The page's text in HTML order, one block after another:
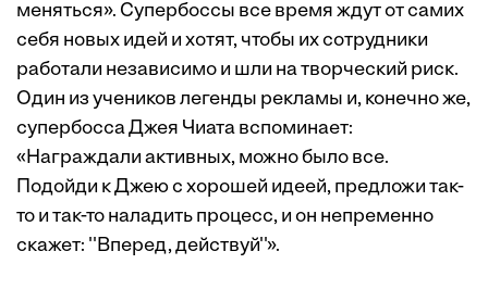
меняться». Супербоссы все время ждут от самих
себя новых идей и хотят, чтобы их сотрудники
работали независимо и шли на творческий риск.
Один из учеников легенды рекламы и, конечно же,
супербосса Джея Чиата вспоминает:
«Награждали активных, можно было все.
Подойди к Джею с хорошей идеей, предложи так-
то и так-то наладить процесс, и он непременно
скажет: ''Вперед, действуй''».